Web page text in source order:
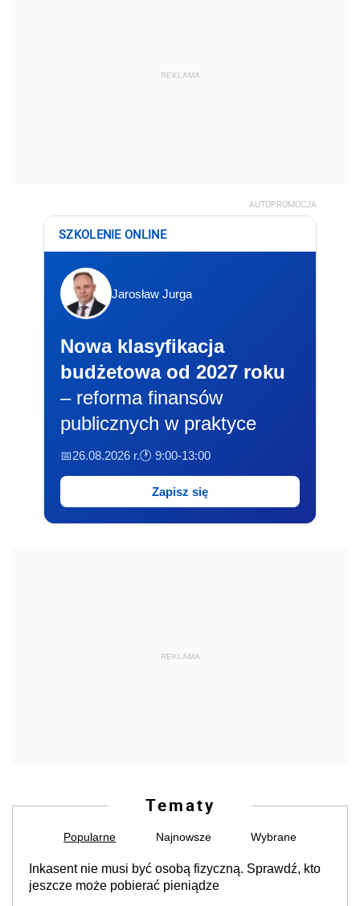
REKLAMA
AUTOPROMOCJA
SZKOLENIE ONLINE
Jarosław Jurga
Nowa klasyfikacja
budżetowa od 2027 roku
– reforma finansów
publicznych w praktyce
📅26.08.2026 r.🕐 9:00-13:00
Zapisz się
REKLAMA
Tematy
Popularne Najnowsze Wybrane
Inkasent nie musi być osobą fizyczną. Sprawdź, kto
jeszcze może pobierać pieniądze